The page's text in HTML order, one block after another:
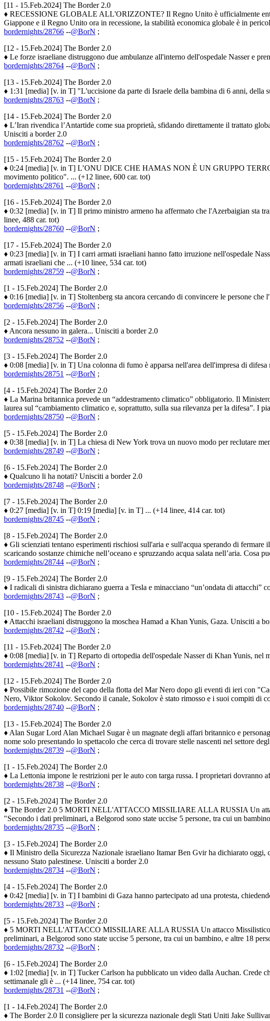
[11 - 15.Feb.2024] The Border 2.0
♦ RECESSIONE GLOBALE ALL'ORIZZONTE? Il Regno Unito è ufficialmente
Giappone e il Regno Unito ora in recessione, la stabilità economica globale è in
bordernights/28766 --@BorN ;
[12 - 15.Feb.2024] The Border 2.0
♦ Le forze israeliane distruggono due ambulanze all'interno dell'ospedale Nasser e
bordernights/28764 --@BorN ;
[13 - 15.Feb.2024] The Border 2.0
♦ 1:31 [media] [v. in T] "L'uccisione da parte di Israele della bambina di 6 anni, della
bordernights/28763 --@BorN ;
[14 - 15.Feb.2024] The Border 2.0
♦ L’Iran rivendica l’Antartide come sua proprietà, sfidando direttamente il trattato
Unisciti a border 2.0
bordernights/28762 --@BorN ;
[15 - 15.Feb.2024] The Border 2.0
♦ 0:24 [media] [v. in T] L’ONU DICE CHE HAMAS NON È UN GRUPPO
movimento politico". ... (+12 linee, 600 car. tot)
bordernights/28761 --@BorN ;
[16 - 15.Feb.2024] The Border 2.0
♦ 0:32 [media] [v. in T] Il primo ministro armeno ha affermato che l'Azerbaigian sta
linee, 488 car. tot)
bordernights/28760 --@BorN ;
[17 - 15.Feb.2024] The Border 2.0
♦ 0:23 [media] [v. in T] I carri armati israeliani hanno fatto irruzione nell'ospedale
armati israeliani che ... (+10 linee, 534 car. tot)
bordernights/28759 --@BorN ;
[1 - 15.Feb.2024] The Border 2.0
♦ 0:16 [media] [v. in T] Stoltenberg sta ancora cercando di convincere le persone
bordernights/28756 --@BorN ;
[2 - 15.Feb.2024] The Border 2.0
♦ Ancora nessuno in galera... Unisciti a border 2.0
bordernights/28752 --@BorN ;
[3 - 15.Feb.2024] The Border 2.0
♦ 0:08 [media] [v. in T] Una colonna di fumo è apparsa nell'area dell'impresa di
bordernights/28751 --@BorN ;
[4 - 15.Feb.2024] The Border 2.0
♦ La Marina britannica prevede un “addestramento climatico” obbligatorio. Il
laurea sul “cambiamento climatico e, soprattutto, sulla sua rilevanza per la difesa”. I
bordernights/28750 --@BorN ;
[5 - 15.Feb.2024] The Border 2.0
♦ 0:38 [media] [v. in T] La chiesa di New York trova un nuovo modo per reclutare
bordernights/28749 --@BorN ;
[6 - 15.Feb.2024] The Border 2.0
♦ Qualcuno li ha notati? Unisciti a border 2.0
bordernights/28748 --@BorN ;
[7 - 15.Feb.2024] The Border 2.0
♦ 0:27 [media] [v. in T] 0:19 [media] [v. in T] ... (+14 linee, 414 car. tot)
bordernights/28745 --@BorN ;
[8 - 15.Feb.2024] The Border 2.0
♦ Gli scienziati tentano esperimenti rischiosi sull'aria e sull'acqua sperando di
scaricando sostanze chimiche nell’oceano e spruzzando acqua salata nell’aria.
bordernights/28744 --@BorN ;
[9 - 15.Feb.2024] The Border 2.0
♦ I radicali di sinistra dichiarano guerra a Tesla e minacciano “un’ondata di
bordernights/28743 --@BorN ;
[10 - 15.Feb.2024] The Border 2.0
♦ Attacchi israeliani distruggono la moschea Hamad a Khan Yunis, Gaza. Unisciti a
bordernights/28742 --@BorN ;
[11 - 15.Feb.2024] The Border 2.0
♦ 0:08 [media] [v. in T] Reparto di ortopedia dell'ospedale Nasser di Khan Yunis, nel
bordernights/28741 --@BorN ;
[12 - 15.Feb.2024] The Border 2.0
♦ Possibile rimozione del capo della flotta del Mar Nero dopo gli eventi di ieri con
Nero, Viktor Sokolov. Secondo il canale, Sokolov è stato rimosso e i suoi compiti di
bordernights/28740 --@BorN ;
[13 - 15.Feb.2024] The Border 2.0
♦ Alan Sugar Lord Alan Michael Sugar è un magnate degli affari britannico e
nome solo presentando lo spettacolo che cerca di trovare stelle nascenti nel settore
bordernights/28739 --@BorN ;
[1 - 15.Feb.2024] The Border 2.0
♦ La Lettonia impone le restrizioni per le auto con targa russa. I proprietari dovranno
bordernights/28738 --@BorN ;
[2 - 15.Feb.2024] The Border 2.0
♦ The Border 2.0 5 MORTI NELL'ATTACCO MISSILIARE ALLA RUSSIA Un
"Secondo i dati preliminari, a Belgorod sono state uccise 5 persone, tra cui un
bordernights/28735 --@BorN ;
[3 - 15.Feb.2024] The Border 2.0
♦ Il Ministro della Sicurezza Nazionale israeliano Itamar Ben Gvir ha dichiarato oggi,
nessuno Stato palestinese. Unisciti a border 2.0
bordernights/28734 --@BorN ;
[4 - 15.Feb.2024] The Border 2.0
♦ 0:42 [media] [v. in T] I bambini di Gaza hanno partecipato ad una protesta,
bordernights/28733 --@BorN ;
[5 - 15.Feb.2024] The Border 2.0
♦ 5 MORTI NELL'ATTACCO MISSILIARE ALLA RUSSIA Un attacco Missilistico
preliminari, a Belgorod sono state uccise 5 persone, tra cui un bambino, e altre 18
bordernights/28732 --@BorN ;
[6 - 15.Feb.2024] The Border 2.0
♦ 1:02 [media] [v. in T] Tucker Carlson ha pubblicato un video dalla Auchan. Crede
settimanale gli è ... (+14 linee, 754 car. tot)
bordernights/28731 --@BorN ;
[1 - 14.Feb.2024] The Border 2.0
♦ The Border 2.0 Il consigliere per la sicurezza nazionale degli Stati Uniti Jake